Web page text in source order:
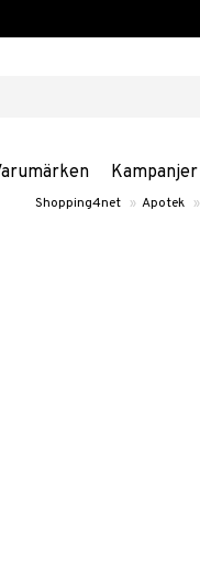
Kampanjer
Shopping4net » Apotek »